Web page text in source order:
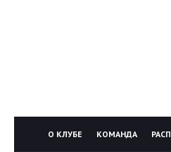
О КЛУБЕ КОМАНДА